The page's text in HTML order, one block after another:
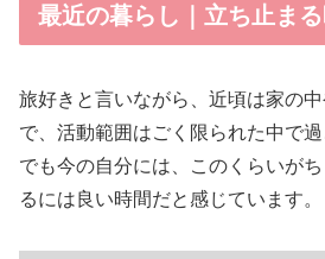
最近の暮らし｜立ち止ま
旅好きと言いながら、近頃は家の
で、活動範囲はごく限られた中で過
でも今の自分には、このくらいが
るには良い時間だと感じています。